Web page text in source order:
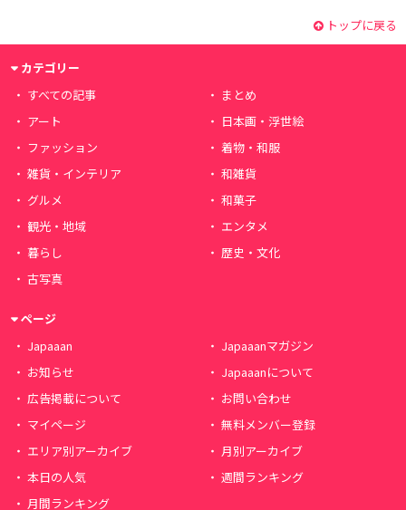
トップに戻る
カテゴリー
すべての記事
まとめ
アート
日本画・浮世絵
ファッション
着物・和服
雑貨・インテリア
和雑貨
グルメ
和菓子
観光・地域
エンタメ
暮らし
歴史・文化
古写真
ページ
Japaaan
Japaaanマガジン
お知らせ
Japaaanについて
広告掲載について
お問い合わせ
マイページ
無料メンバー登録
エリア別アーカイブ
月別アーカイブ
本日の人気
週間ランキング
月間ランキング